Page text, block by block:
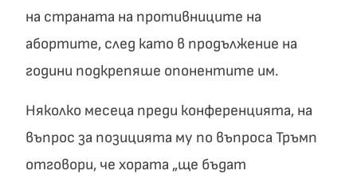
на страната на противниците на
абортите, след като в продължение на
години подкрепяше опонентите им.
Няколко месеца преди конференцията, на
въпрос за позицията му по въпроса Тръмп
отговори, че хората „ще бъдат